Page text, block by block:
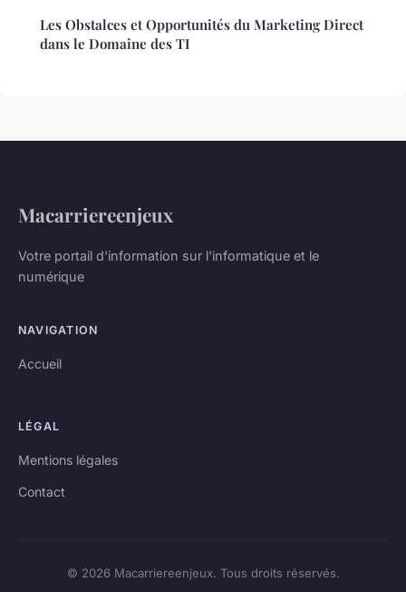
Les Obstalces et Opportunités du Marketing Direct
dans le Domaine des TI
Macarriereenjeux
Votre portail d'information sur l'informatique et le
numérique
NAVIGATION
Accueil
LÉGAL
Mentions légales
Contact
© 2026 Macarriereenjeux. Tous droits réservés.